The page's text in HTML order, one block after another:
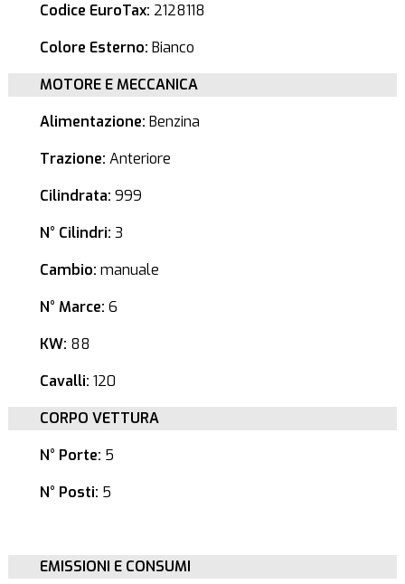
Codice EuroTax: 2128118
Colore Esterno: Bianco
MOTORE E MECCANICA
Alimentazione: Benzina
Trazione: Anteriore
Cilindrata: 999
N° Cilindri: 3
Cambio: manuale
N° Marce: 6
KW: 88
Cavalli: 120
CORPO VETTURA
N° Porte: 5
N° Posti: 5
EMISSIONI E CONSUMI